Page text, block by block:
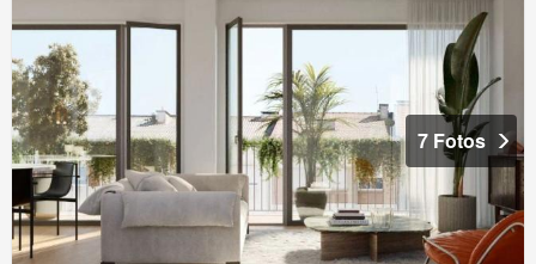
7 Fotos